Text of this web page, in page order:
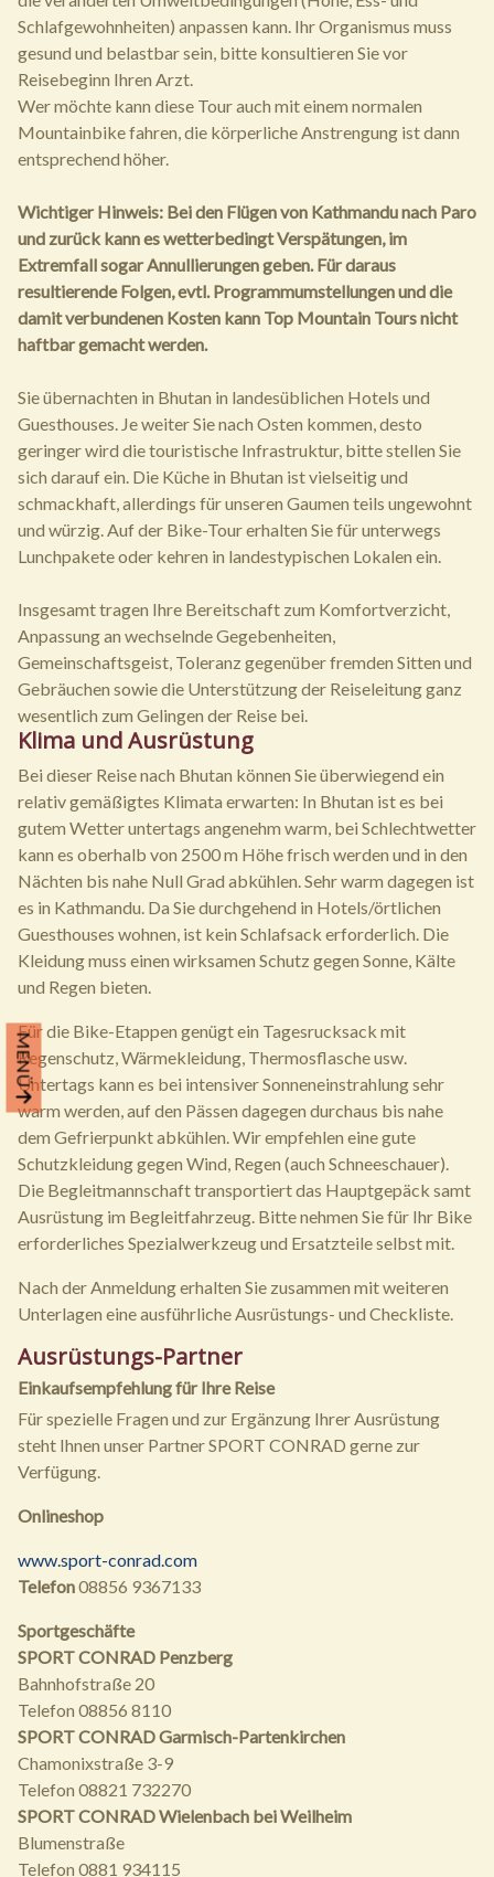
MENÜ
Schlafgewohnheiten) anpassen kann. Ihr Organismus muss
gesund und belastbar sein, bitte konsultieren Sie vor
Reisebeginn Ihren Arzt.
Wer möchte kann diese Tour auch mit einem normalen
Mountainbike fahren, die körperliche Anstrengung ist dann
entsprechend höher.
Wichtiger Hinweis: Bei den Flügen von Kathmandu nach Paro
und zurück kann es wetterbedingt Verspätungen, im
Extremfall sogar Annullierungen geben. Für daraus
resultierende Folgen, evtl. Programmumstellungen und die
damit verbundenen Kosten kann Top Mountain Tours nicht
haftbar gemacht werden.
Sie übernachten in Bhutan in landesüblichen Hotels und
Guesthouses. Je weiter Sie nach Osten kommen, desto
geringer wird die touristische Infrastruktur, bitte stellen Sie
sich darauf ein. Die Küche in Bhutan ist vielseitig und
schmackhaft, allerdings für unseren Gaumen teils ungewohnt
und würzig. Auf der Bike-Tour erhalten Sie für unterwegs
Lunchpakete oder kehren in landestypischen Lokalen ein.
Insgesamt tragen Ihre Bereitschaft zum Komfortverzicht,
Anpassung an wechselnde Gegebenheiten,
Gemeinschaftsgeist, Toleranz gegenüber fremden Sitten und
Gebräuchen sowie die Unterstützung der Reiseleitung ganz
wesentlich zum Gelingen der Reise bei.
Klima und Ausrüstung
Bei dieser Reise nach Bhutan können Sie überwiegend ein
relativ gemäßigtes Klimata erwarten: In Bhutan ist es bei
gutem Wetter untertags angenehm warm, bei Schlechtwetter
kann es oberhalb von 2500 m Höhe frisch werden und in den
Nächten bis nahe Null Grad abkühlen. Sehr warm dagegen ist
es in Kathmandu. Da Sie durchgehend in Hotels/örtlichen
Guesthouses wohnen, ist kein Schlafsack erforderlich. Die
Kleidung muss einen wirksamen Schutz gegen Sonne, Kälte
und Regen bieten.
Für die Bike-Etappen genügt ein Tagesrucksack mit
Regenschutz, Wärmekleidung, Thermosflasche usw.
Untertags kann es bei intensiver Sonneneinstrahlung sehr
warm werden, auf den Pässen dagegen durchaus bis nahe
dem Gefrierpunkt abkühlen. Wir empfehlen eine gute
Schutzkleidung gegen Wind, Regen (auch Schneeschauer).
Die Begleitmannschaft transportiert das Hauptgepäck samt
Ausrüstung im Begleitfahrzeug. Bitte nehmen Sie für Ihr Bike
erforderliches Spezialwerkzeug und Ersatzteile selbst mit.
Nach der Anmeldung erhalten Sie zusammen mit weiteren
Unterlagen eine ausführliche Ausrüstungs- und Checkliste.
Ausrüstungs-Partner
Einkaufsempfehlung für Ihre Reise
Für spezielle Fragen und zur Ergänzung Ihrer Ausrüstung
steht Ihnen unser Partner SPORT CONRAD gerne zur
Verfügung.
Onlineshop
www.sport-conrad.com
Telefon08856 9367133
Sportgeschäfte
SPORT CONRAD Penzberg
Bahnhofstraße 20
Telefon 08856 8110
SPORT CONRAD Garmisch-Partenkirchen
Chamonixstraße 3-9
Telefon 08821 732270
SPORT CONRAD Wielenbach bei Weilheim
Blumenstraße
Telefon 0881 934115